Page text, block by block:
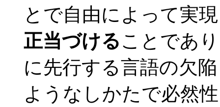
とで自由によって実
正当づけることであ
に先行する言語の欠
ようなしかたで必然